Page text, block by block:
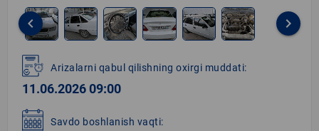
1
of
6
keyboard_arrow_left keyboard_arrow_right
Arizalarni qabul qilishning oxirgi muddati:
11.06.2026 09:00
Savdo boshlanish vaqti: